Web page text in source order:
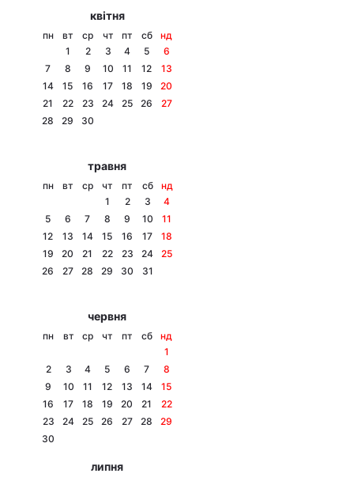
Головна
Економіка
Спорт
Техно і зв'язок
Цікавинки
Екологія
Лонгріди
квітня
пн вт ср чт пт сб
нд
1
2 3 4 5
6
7
8 9 10 11 12
13
14
15 16 17 18 19
20
21
22 23 24 25 26
27
28
29 30
травня
пн вт ср чт пт сб
нд
1
2 3
4
5
6 7 8 9 10
11
12
13 14 15 16 17
18
19
20 21 22 23 24
25
26
27 28 29 30 31
червня
пн вт ср чт пт сб
нд
1
2
3 4 5 6 7
8
9
10 11 12 13 14
15
16
17 18 19 20 21
22
23
24 25 26 27 28
29
30
липня